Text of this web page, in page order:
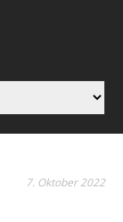
7. Oktober 2022